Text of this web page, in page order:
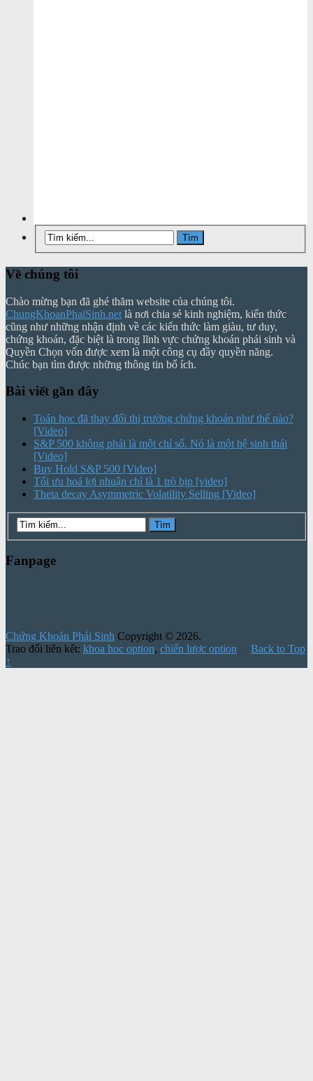
Về chúng tôi
Chào mừng bạn đã ghé thăm website của chúng tôi.
ChungKhoanPhaiSinh.net là nơi chia sẻ kinh nghiệm, kiến thức
cũng như những nhận định về các kiến thức làm giàu, tư duy,
chứng khoán, đặc biệt là trong lĩnh vực chứng khoán phái sinh và
Quyền Chọn vốn được xem là một công cụ đầy quyền năng.
Chúc bạn tìm được những thông tin bổ ích.
Bài viết gần đây
Toán học đã thay đổi thị trường chứng khoán như thế nào?
[Video]
S&P 500 không phải là một chỉ số. Nó là một hệ sinh thái
[Video]
Buy Hold S&P 500 [Video]
Tối ưu hoá lợi nhuận chỉ là 1 trò bịp [video]
Theta decay Asymmetric Volatility Selling [Video]
Fanpage
Chứng Khoán Phái Sinh Copyright © 2026.
Trao đổi liên kết: khoa hoc option, chiến lược option
Back to Top
↑